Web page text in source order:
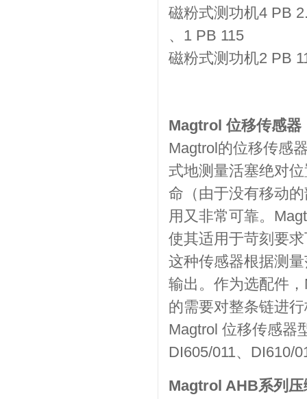
磁粉式测功机4 PB
、1 PB 115
磁粉式测功机2 PB
Magtrol 位移传感器
Magtrol的位移传感
式地测量活塞绝对
命（由于没有移动
用又非常可靠。
使其适用于苛刻要
这种传感器根据测
输出。作为选配件
的需要对整条链进
Magtrol 位移传感器
DI605/011、DI610/
Magtrol AHB系列